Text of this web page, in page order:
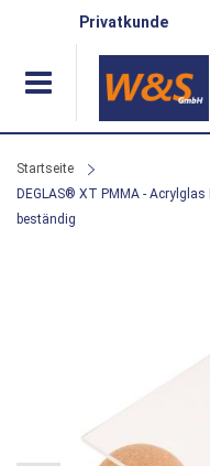
Privatkunde
Startseite
DEGLAS® XT PMMA -
beständig